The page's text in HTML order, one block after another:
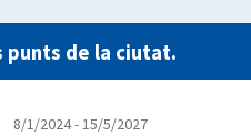
punts de la ciutat.
8/1/2024 - 15/5/2027